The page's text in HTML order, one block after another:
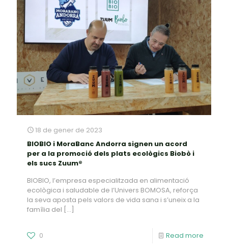
18 de gener de 2023
BIOBIO i MoraBanc Andorra signen un acord
per a la promoció dels plats ecològics Biobò i
els sucs Zuum®
BIOBIO, l’empresa especialitzada en alimentació
ecològica i saludable de l’Univers BOMOSA, reforça
la seva aposta pels valors de vida sana i s’uneix a la
família del […]
0 Read more